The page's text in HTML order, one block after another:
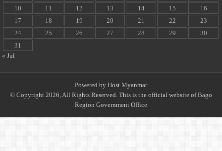
10
11 12 13 14 15
16
17
18 19 20 21 22
23
24
25 26 27 28 29
30
31
« Jul
Powered by Host Myanmar
© Copyright 2026, All Rights Reserved. This is the official website of Bago
Region Government Office